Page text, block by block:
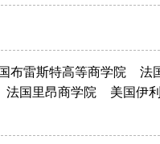
布雷斯特高等商学院 法
法国里昂商学院 美国伊